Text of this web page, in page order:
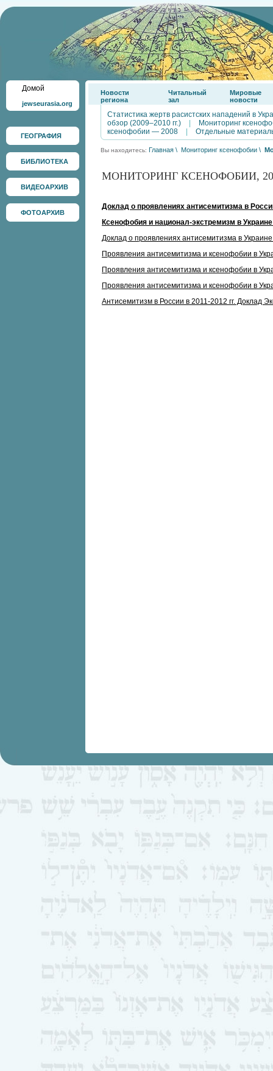
Домой
jewseurasia.org
ГЕОГРАФИЯ
БИБЛИОТЕКА
ВИДЕОАРХИВ
ФОТОАРХИВ
Новости
региона
Читальный
зал
Мировые
новости
Статистика жертв расистских нападений в
обзор (2009–2010 гг.)
Мониторинг
ксенофобии — 2008
Отдельные
Вы находитесь: Главная \ Мониторинг ксенофобии \
МОНИТОРИНГ КСЕНОФОБИИ,
Доклад о проявлениях антисемитизма в
Ксенофобия и национал-экстремизм в
Доклад о проявлениях антисемитизма в Украине
Проявления антисемитизма и ксенофобии в
Проявления антисемитизма и ксенофобии в
Проявления антисемитизма и ксенофобии в
Антисемитизм в России в 2011-2012 гг. Доклад